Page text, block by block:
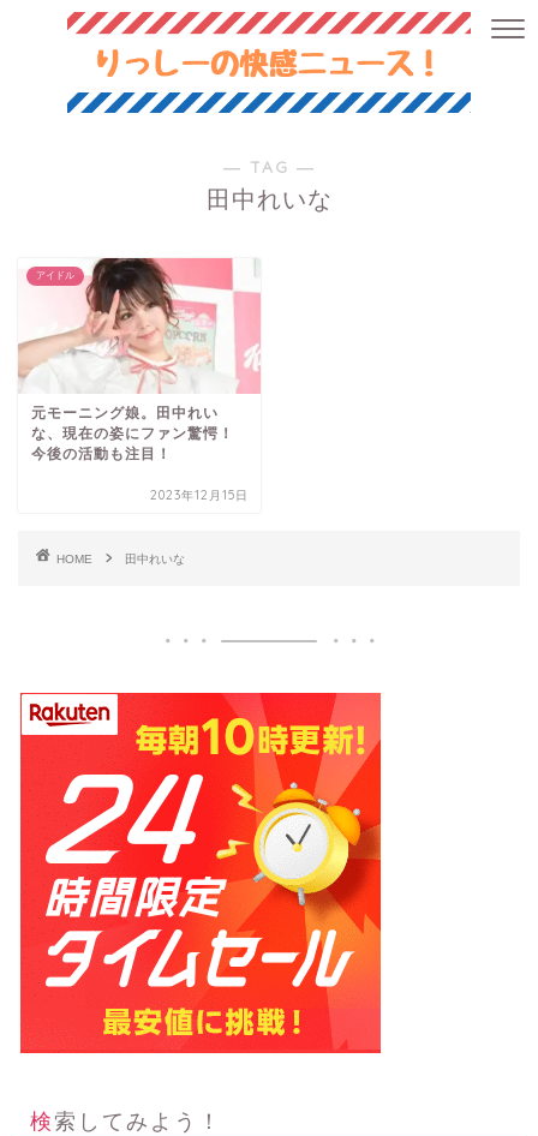
― TAG ―
田中れいな
アイドル
元モーニング娘。田中れい
な、現在の姿にファン驚愕！
今後の活動も注目！
2023年12月15日
HOME 田中れいな
検索してみよう！